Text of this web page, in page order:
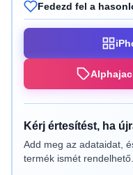
Fedezd fel a
Kérj értesítést, ha
Add meg az adataidat,
termék ismét rendelhető.